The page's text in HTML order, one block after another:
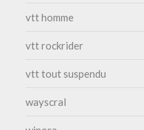
vtt homme
vtt rockrider
vtt tout suspendu
wayscral